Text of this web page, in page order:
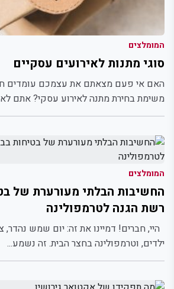
המומלצים
סוגי מתנות לאירועים עסקיים
האם אי פעם מצאתם את עצמכם עומדים
משימת בחירת מתנה לאירוע עסקי? אתם
המומלצים
החשיבות הבלתי מעורערת של
רשת הגנה לטרמפולינה
היי, חברים! דמיינו את זה: יום שמש
ילדים, וטרמפולינה בחצר הבית. זה נשמע...